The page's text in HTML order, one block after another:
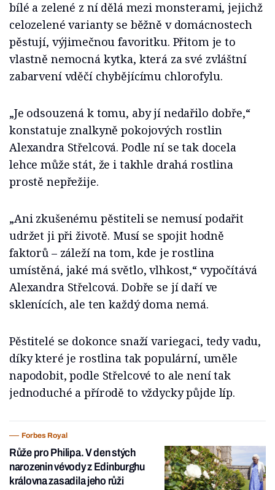
bílé a zelené z ní dělá mezi monsterami, jejichž
celozelené varianty se běžně v domácnostech
pěstují, výjimečnou favoritku. Přitom je to
vlastně nemocná kytka, která za své zvláštní
zabarvení vděčí chybějícímu chlorofylu.
„Je odsouzená k tomu, aby jí nedařilo dobře,“
konstatuje znalkyně pokojových rostlin
Alexandra Střelcová. Podle ní se tak docela
lehce může stát, že i takhle drahá rostlina
prostě nepřežije.
„Ani zkušenému pěstiteli se nemusí podařit
udržet ji při životě. Musí se spojit hodně
faktorů – záleží na tom, kde je rostlina
umístěná, jaké má světlo, vlhkost,“ vypočítává
Alexandra Střelcová. Dobře se jí daří ve
sklenících, ale ten každý doma nemá.
Pěstitelé se dokonce snaží variegaci, tedy vadu,
díky které je rostlina tak populární, uměle
napodobit, podle Střelcové to ale není tak
jednoduché a přírodě to vždycky půjde líp.
Forbes Royal
Růže pro Philipa. V den stých
narozenin vévody z Edinburghu
královna zasadila jeho růži